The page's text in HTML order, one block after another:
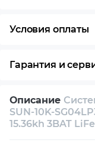
Условия оплаты
Гарантия и
Собственный
Техническая
Описание
SUN-10K-
15.36kh 3BAT